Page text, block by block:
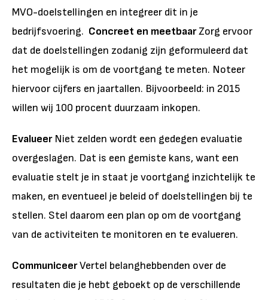
MVO-doelstellingen en integreer dit in je
bedrijfsvoering. Concreet en meetbaarZorg ervoor
dat de doelstellingen zodanig zijn geformuleerd dat
het mogelijk is om de voortgang te meten. Noteer
hiervoor cijfers en jaartallen. Bijvoorbeeld: in 2015
willen wij 100 procent duurzaam inkopen.
EvalueerNiet zelden wordt een gedegen evaluatie
overgeslagen. Dat is een gemiste kans, want een
evaluatie stelt je in staat je voortgang inzichtelijk te
maken, en eventueel je beleid of doelstellingen bij te
stellen. Stel daarom een plan op om de voortgang
van de activiteiten te monitoren en te evalueren.
CommuniceerVertel belanghebbenden over de
resultaten die je hebt geboekt op de verschillende